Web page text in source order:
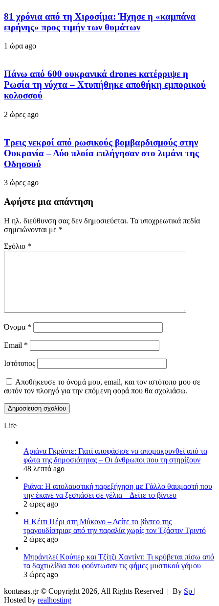
81 χρόνια από τη Χιροσίμα: Ήχησε η «καμπάνα
ειρήνης» προς τιμήν των θυμάτων
1 ώρα ago
Πάνω από 600 ουκρανικά drones κατέρριψε η
Ρωσία τη νύχτα – Χτυπήθηκε αποθήκη εμπορικού
κολοσσού
2 ώρες ago
Τρεις νεκροί από ρωσικούς βομβαρδισμούς στην
Ουκρανία – Δύο πλοία επλήγησαν στο λιμάνι της
Οδησσού
3 ώρες ago
Αφήστε μια απάντηση
Η ηλ. διεύθυνση σας δεν δημοσιεύεται. Τα υποχρεωτικά πεδία
σημειώνονται με *
Σχόλιο *
Όνομα *
Email *
Ιστότοπος
Αποθήκευσε το όνομά μου, email, και τον ιστότοπο μου σε
αυτόν τον πλοηγό για την επόμενη φορά που θα σχολιάσω.
Life
Αριάνα Γκράντε: Γιατί αποφάσισε να απομακρυνθεί από τα
φώτα της δημοσιότητας – Οι άνθρωποι που τη στηρίζουν
48 λεπτά ago
Ριάνα: Η απολαυστική παρεξήγηση με Γάλλο θαυμαστή που
την έκανε να ξεσπάσει σε γέλια – Δείτε το βίντεο
2 ώρες ago
H Κέιτι Πέρι στη Μύκονο – Δείτε το βίντεο της
τραγουδίστριας από την παραλία χωρίς τον Τζάστιν Τριντό
2 ώρες ago
Μπράντλεϊ Κούπερ και Τζίτζι Χαντίντ: Τι κρύβεται πίσω από
τα δαχτυλίδια που φούντωσαν τις φήμες μυστικού γάμου
3 ώρες ago
kontasas.gr © Copyright 2026, All Rights Reserved | By Sp |
Hosted by realhosting